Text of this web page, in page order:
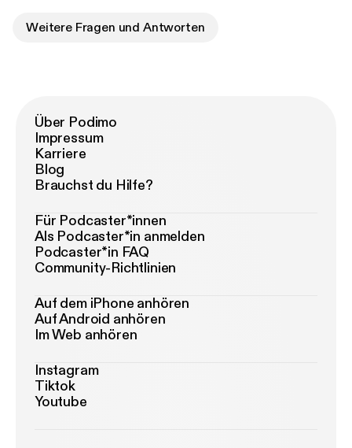
Weitere Fragen und Antworten
Über Podimo
Impressum
Karriere
Blog
Brauchst du Hilfe?
Für Podcaster*innen
Als Podcaster*in anmelden
Podcaster*in FAQ
Community-Richtlinien
Auf dem iPhone anhören
Auf Android anhören
Im Web anhören
Instagram
Tiktok
Youtube